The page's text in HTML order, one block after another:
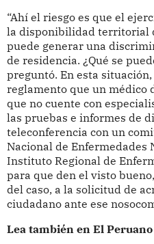
“Ahí el riesgo es que el
la disponibilidad territorial
puede generar una
de residencia. ¿Qué se
preguntó. En esta
reglamento que un
que no cuente con
las pruebas e informes de
teleconferencia con un
Nacional de Enfermedades
Instituto Regional de
para que den el visto
del caso, a la solicitud de
ciudadano ante ese
Lea también en El Peruano